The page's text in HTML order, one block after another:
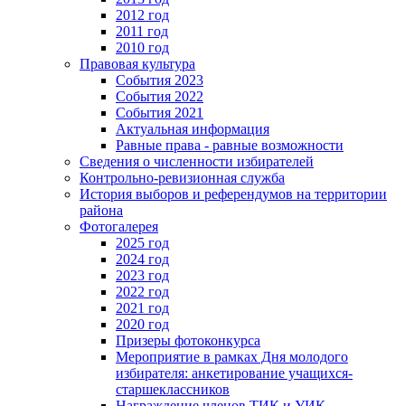
2012 год
2011 год
2010 год
Правовая культура
События 2023
События 2022
События 2021
Актуальная информация
Равные права - равные возможности
Сведения о численности избирателей
Контрольно-ревизионная служба
История выборов и референдумов на территории
района
Фотогалерея
2025 год
2024 год
2023 год
2022 год
2021 год
2020 год
Призеры фотоконкурса
Мероприятие в рамках Дня молодого
избирателя: анкетирование учащихся-
старшеклассников